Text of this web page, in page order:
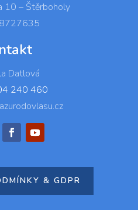
10 – Štěrboholy
Datlová
240 460
& GDPR